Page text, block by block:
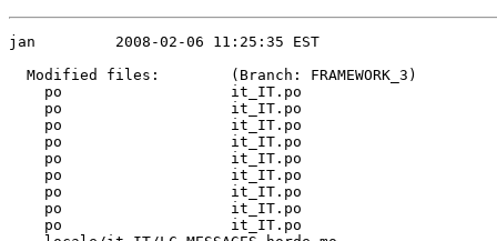
jan         2008-02-06 11:25:35 EST
  Modified files:        (Branch: FRAMEWORK_3)
    po                   it_IT.po
    po                   it_IT.po
    po                   it_IT.po
    po                   it_IT.po
    po                   it_IT.po
    po                   it_IT.po
    po                   it_IT.po
    po                   it_IT.po
    po                   it_IT.po